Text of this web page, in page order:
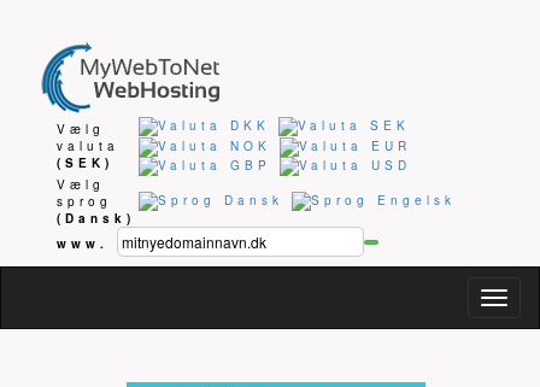
Vælg
valuta
(SEK)
Vælg
sprog
(Dansk)
www.